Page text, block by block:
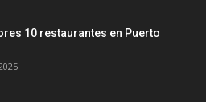
10 restaurantes en Puerto